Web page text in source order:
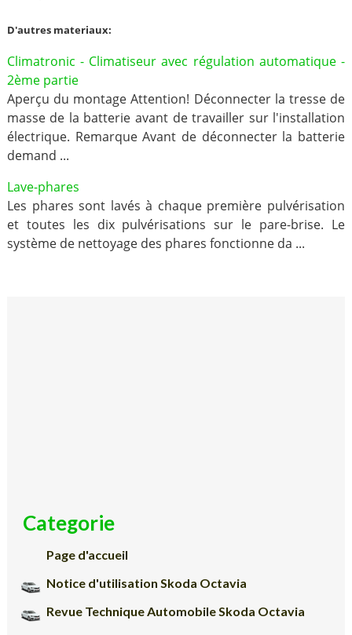
D'autres materiaux:
Climatronic - Climatiseur avec régulation automatique -
2ème partie
Aperçu du montage Attention! Déconnecter la tresse de
masse de la batterie avant de travailler sur l'installation
électrique. Remarque Avant de déconnecter la batterie
demand ...
Lave-phares
Les phares sont lavés à chaque première pulvérisation
et toutes les dix pulvérisations sur le pare-brise. Le
système de nettoyage des phares fonctionne da ...
Categorie
Page d'accueil
Notice d'utilisation Skoda Octavia
Revue Technique Automobile Skoda Octavia